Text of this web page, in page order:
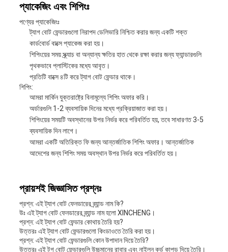
প্যাকেজিং এবং শিপিংঃ
পণ্যের প্যাকেজিংঃ
ট্যাগ বোট ফেন্ডারগুলো নিরাপদ ডেলিভারি নিশ্চিত করার জন্য একটি শক্ত
কার্ডবোর্ড বাক্সে প্যাকেজ করা হয়।
শিপিংয়ের সময় স্ক্র্যাচ বা অন্যান্য ক্ষতির হাত থেকে রক্ষা করার জন্য ফ্যান্ডারগুলি
পৃথকভাবে প্লাস্টিকের মধ্যে আবৃত।
প্রতিটি বাক্সে ৪টি করে ট্যাগ বোট ফেন্ডার থাকে।
শিপিং:
আমরা মার্কিন যুক্তরাষ্ট্রে বিনামূল্যে শিপিং অফার করি।
অর্ডারগুলি 1-2 ব্যবসায়িক দিনের মধ্যে প্রক্রিয়াজাত করা হয়।
শিপিংয়ের সময়টি অবস্থানের উপর নির্ভর করে পরিবর্তিত হয়, তবে সাধারণত 3-5
ব্যবসায়িক দিন লাগে।
আমরা একটি অতিরিক্ত ফি জন্য আন্তর্জাতিক শিপিং অফার। আন্তর্জাতিক
আদেশের জন্য শিপিং সময় অবস্থান উপর নির্ভর করে পরিবর্তিত হয়।
প্রায়শই জিজ্ঞাসিত প্রশ্নঃ
প্রশ্ন: এই ট্যাগ বোট ফেনডারের ব্র্যান্ড নাম কি?
উঃ এই ট্যাগ বোট ফেনডারের ব্র্যান্ড নাম হলো XINCHENG।
প্রশ্ন: এই ট্যাগ বোট ফেন্ডার কোথায় তৈরি হয়?
উত্তরঃ এই ট্যাগ বোট ফেন্ডারগুলো কিংডাওতে তৈরি করা হয়।
প্রশ্ন: এই ট্যাগ বোট ফেন্ডারগুলি কোন উপাদান দিয়ে তৈরি?
উত্তরঃ এই টগ বোট ফেন্ডারগুলি উচ্চমানের রাবার এবং নাইলন কর্ড কাপড় দিয়ে তৈরি।